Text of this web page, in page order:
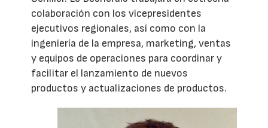
colaboración con los vicepresidentes
ejecutivos regionales, así como con la
ingeniería de la empresa, marketing, ventas
y equipos de operaciones para coordinar y
facilitar el lanzamiento de nuevos
productos y actualizaciones de productos.